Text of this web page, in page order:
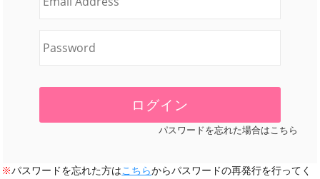
パスワードを忘れた場合はこちら
※パスワードを忘れた方はこちらからパスワードの再発行を行ってく